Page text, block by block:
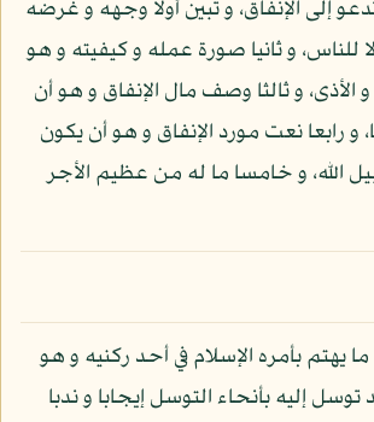
إلى الإنفاق، و تبين أولا وجهه و غرضه
للناس، و ثانيا صورة عمله و كيفيته و هو
الأذى، و ثالثا وصف مال الإنفاق و هو أن
و رابعا نعت مورد الإنفاق و هو أن يكون
الله، و خامسا ما له من عظيم الأجر
يهتم بأمره الإسلام في أحد ركنيه و هو
إليه بأنحاء التوسل إيجابا و ندبا